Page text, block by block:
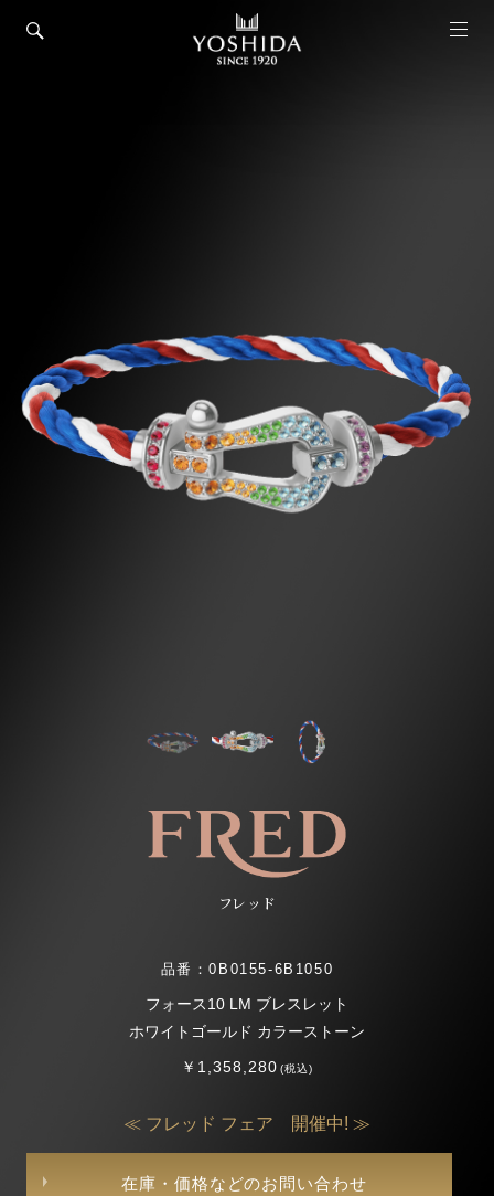
フレッド
品番：0B0155-6B1050
フォース10 LM ブレスレット
ホワイトゴールド カラーストーン
￥1,358,280(税込)
≪ フレッド フェア 開催中! ≫
在庫・価格などのお問い合わせ